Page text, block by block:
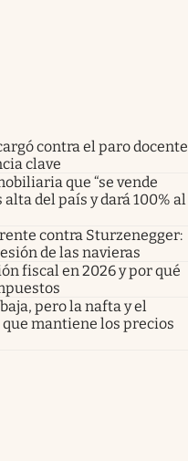
contra el paro docente
clave
que “se vende
del país y dará 100% al
contra Sturzenegger:
de las navieras
fiscal en 2026 y por qué
pero la nafta y el
mantiene los precios